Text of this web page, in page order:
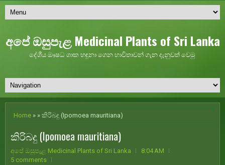
අපේ ඔසුපැළ Medicinal Plants of Sri Lanka
දේශීය ඖෂධ ශාක හඳුනා ගෙන භාවිතාවන් ගැන දැනුවත් වෙමු
Home » » කිරිබදු (Ipomoea mauritiana)
කිරිබදු (Ipomoea mauritiana)
අපේ ඔසුපැළ Medicinal Plants of Sri Lanka
8:04 AM
5 comments